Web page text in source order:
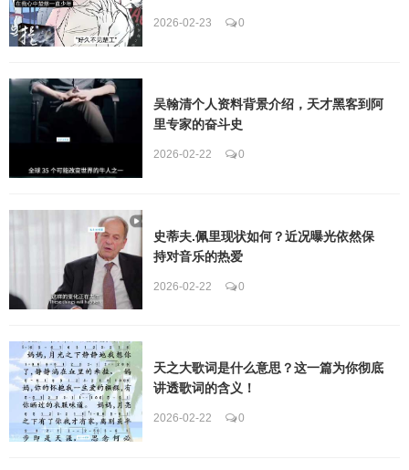
2026-02-23 0
吴翰清个人资料背景介绍，天才黑客到阿
里专家的奋斗史
2026-02-22 0
史蒂夫.佩里现状如何？近况曝光依然保
持对音乐的热爱
2026-02-22 0
天之大歌词是什么意思？这一篇为你彻底
讲透歌词的含义！
2026-02-22 0